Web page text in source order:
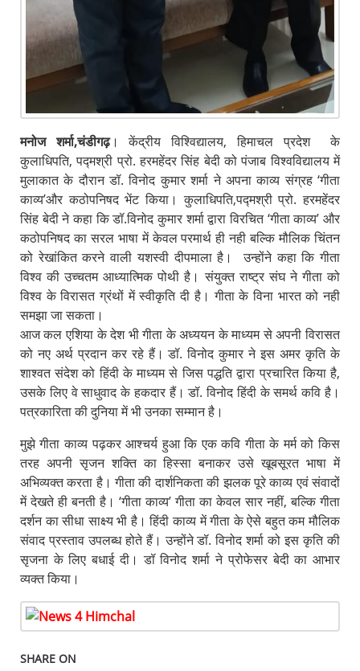
मनोज शर्मा,चंडीगढ़। केंद्रीय विश्विद्यालय, हिमाचल प्रदेश के
कुलाधिपति, पद्मश्री प्रो. हरमहेंदर सिंह बेदी को पंजाब विश्वविद्यालय में
मुलाकात के दौरान डॉ. विनोद कुमार शर्मा ने अपना काव्य संग्रह ‘गीता
काव्य’और कठोपनिषद भेंट किया। कुलाधिपति,पद्मश्री प्रो. हरमहेंदर
सिंह बेदी ने कहा कि डॉ.विनोद कुमार शर्मा द्वारा विरचित ‘गीता काव्य’ और
कठोपनिषद का सरल भाषा में केवल परमार्थ ही नही बल्कि मौलिक चिंतन
को रेखांकित करने वाली यशस्वी दीपमाला है। उन्होंने कहा कि गीता
विश्व की उच्चतम आध्यात्मिक पोथी है। संयुक्त राष्ट्र संघ ने गीता को
विश्व के विरासत ग्रंथों में स्वीकृति दी है। गीता के विना भारत को नही
समझा जा सकता।
आज कल एशिया के देश भी गीता के अध्ययन के माध्यम से अपनी विरासत
को नए अर्थ प्रदान कर रहे हैं। डॉ. विनोद कुमार ने इस अमर कृति के
शाश्वत संदेश को हिंदी के माध्यम से जिस पद्धति द्वारा प्रचारित किया है,
उसके लिए वे साधुवाद के हकदार हैं। डॉ. विनोद हिंदी के समर्थ कवि है।
पत्रकारिता की दुनिया में भी उनका सम्मान है।
मुझे गीता काव्य पढ़कर आश्चर्य हुआ कि एक कवि गीता के मर्म को किस
तरह अपनी सृजन शक्ति का हिस्सा बनाकर उसे खूबसूरत भाषा में
अभिव्यक्त करता है। गीता की दार्शनिकता की झलक पूरे काव्य एवं संवादों
में देखते ही बनती है। ‘गीता काव्य’ गीता का केवल सार नहीं, बल्कि गीता
दर्शन का सीधा साक्ष्य भी है। हिंदी काव्य में गीता के ऐसे बहुत कम मौलिक
संवाद प्रस्ताव उपलब्ध होते हैं। उन्होंने डॉ. विनोद शर्मा को इस कृति की
सृजना के लिए बधाई दी। डॉ विनोद शर्मा ने प्रोफेसर बेदी का आभार
व्यक्त किया।
SHARE ON